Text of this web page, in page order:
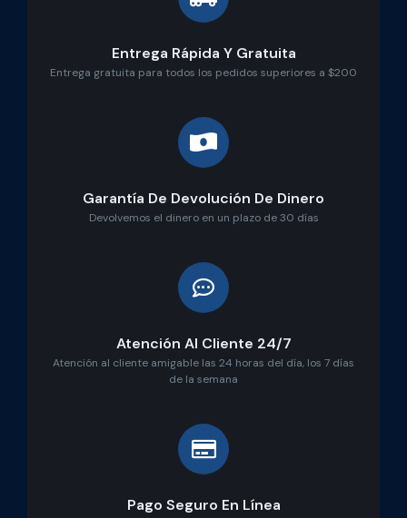
Entrega Rápida Y Gratuita
Entrega gratuita para todos los pedidos superiores a $200
Garantía De Devolución De Dinero
Devolvemos el dinero en un plazo de 30 días
Atención Al Cliente 24/7
Atención al cliente amigable las 24 horas del día, los 7 días
de la semana
Pago Seguro En Línea